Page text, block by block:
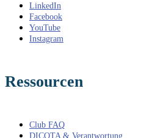
LinkedIn
Facebook
YouTube
Instagram
Ressourcen
Club FAQ
DICOTA & Verantwortung